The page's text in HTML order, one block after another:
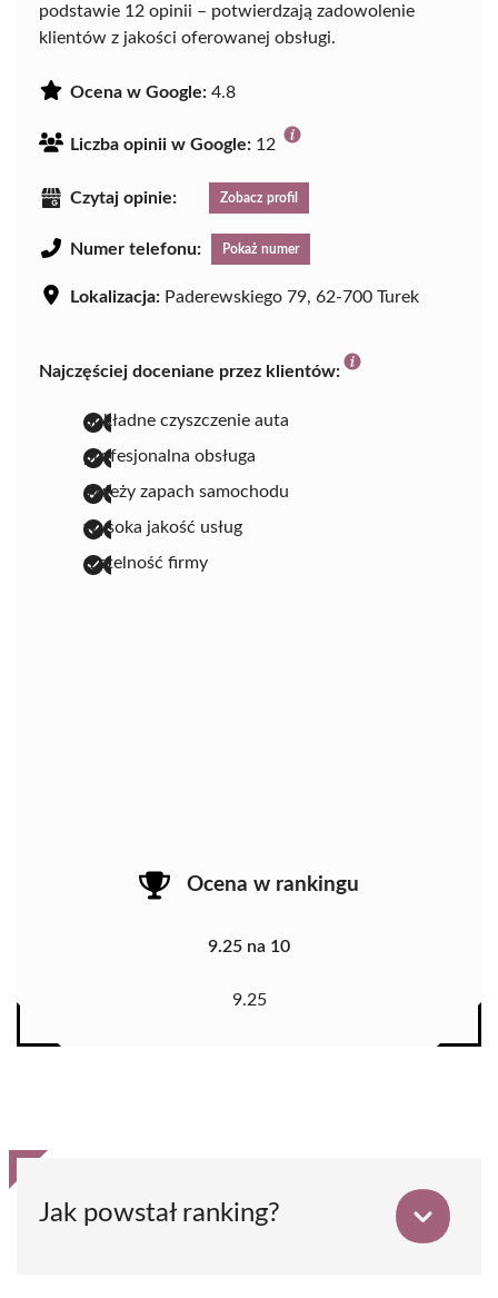
podstawie 12 opinii – potwierdzają zadowolenie
klientów z jakości oferowanej obsługi.
Ocena w Google: 4.8
Liczba opinii w Google: 12
Czytaj opinie: Zobacz profil
Numer telefonu: Pokaż numer
Lokalizacja: Paderewskiego 79, 62-700 Turek
Najczęściej doceniane przez klientów:
dokładne czyszczenie auta
profesjonalna obsługa
świeży zapach samochodu
wysoka jakość usług
rzetelność firmy
Ocena w rankingu
9.25 na 10
9.25
Jak powstał ranking?